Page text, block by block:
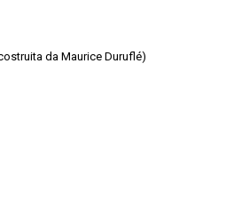
da Maurice Duruflé)